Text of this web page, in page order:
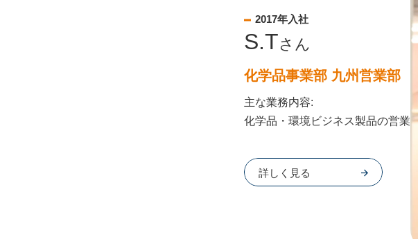
2017年入社
S.Tさん
化学品事業部 九州営業部
主な業務内容:
化学品・環境ビジネス製品の営業
詳しく見る